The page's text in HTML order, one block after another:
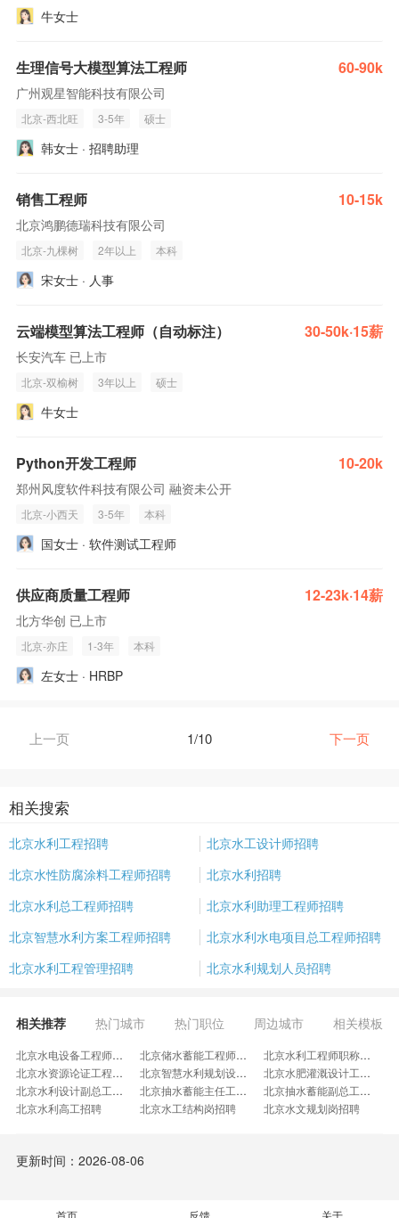
牛女士
生理信号大模型算法工程师 60-90k
广州观星智能科技有限公司
北京-西北旺 3-5年 硕士
韩女士 · 招聘助理
销售工程师 10-15k
北京鸿鹏德瑞科技有限公司
北京-九棵树 2年以上 本科
宋女士 · 人事
云端模型算法工程师（自动标注） 30-50k·15薪
长安汽车 已上市
北京-双榆树 3年以上 硕士
牛女士
Python开发工程师 10-20k
郑州风度软件科技有限公司 融资未公开
北京-小西天 3-5年 本科
国女士 · 软件测试工程师
供应商质量工程师 12-23k·14薪
北方华创 已上市
北京-亦庄 1-3年 本科
左女士 · HRBP
上一页 1/10 下一页
相关搜索
北京水利工程招聘
北京水工设计师招聘
北京水性防腐涂料工程师招聘
北京水利招聘
北京水利总工程师招聘
北京水利助理工程师招聘
北京智慧水利方案工程师招聘
北京水利水电项目总工程师招聘
北京水利工程管理招聘
北京水利规划人员招聘
相关推荐 热门城市 热门职位 周边城市 相关模板
北京水电设备工程师招聘 北京储水蓄能工程师招聘
北京水利工程师职称招聘
北京水资源论证工程师招聘
北京智慧水利规划设计岗招聘
北京水肥灌溉设计工程师招聘
北京水利设计副总工程师招聘
北京抽水蓄能主任工程师招聘
北京抽水蓄能副总工程师招聘
北京水利高工招聘
北京水工结构岗招聘
北京水文规划岗招聘
北京水利结构设计师招聘
北京水工设计专业招聘
北京社稳技术专员招聘
更新时间：2026-08-06
首页 反馈 关于